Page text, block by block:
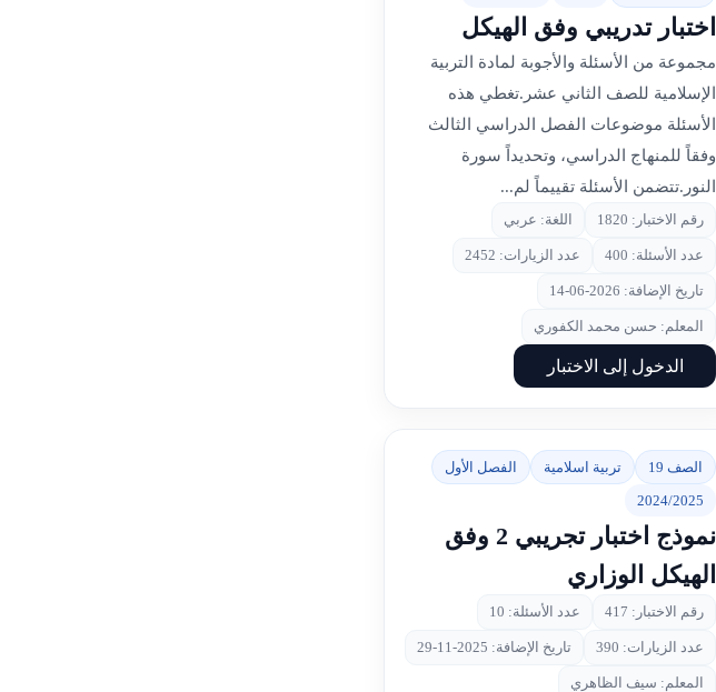
اختبار تدريبي وفق الهيكل
مجموعة من الأسئلة والأجوبة لمادة التربية
الإسلامية للصف الثاني عشر.تغطي هذه
الأسئلة موضوعات الفصل الدراسي الثالث
وفقاً للمنهاج الدراسي، وتحديداً سورة
النور.تتضمن الأسئلة تقييماً لم...
رقم الاختبار: 1820 اللغة: عربي
عدد الأسئلة: 400 عدد الزيارات: 2452
تاريخ الإضافة: 2026-06-14
المعلم: حسن محمد الكفوري
الدخول إلى الاختبار
الصف 19 تربية اسلامية
الفصل الأول
2024/2025
نموذج اختبار تجريبي 2 وفق
الهيكل الوزاري
رقم الاختبار: 417 عدد الأسئلة: 10
عدد الزيارات: 390 تاريخ الإضافة: 2025-11-29
المعلم: سيف الظاهري